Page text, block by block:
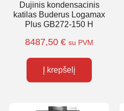
Dujinis kondensacinis
katilas Buderus Logamax
Plus GB272-150 H
8487,50 € su PVM
Į krepšelį